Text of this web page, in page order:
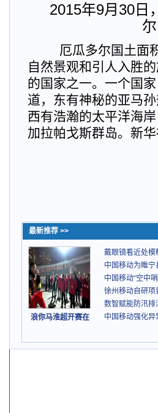
2015年9月30日
厄瓜多尔国土面
自然景观和引人入胜
的国家之一。一个国
道，东有神秘的亚马
西有浩瀚的太平洋海
加拉帕戈斯群岛。新
最新推荐 >>
浪你马淮超开赛在
戴眼镜看近处模
中国移动为睢宁
中国移动“空中
徐州移动自研项
数智赋能防汛排
中国移动强化异